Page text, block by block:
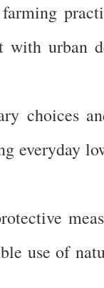
urban
choices
everyday
use of